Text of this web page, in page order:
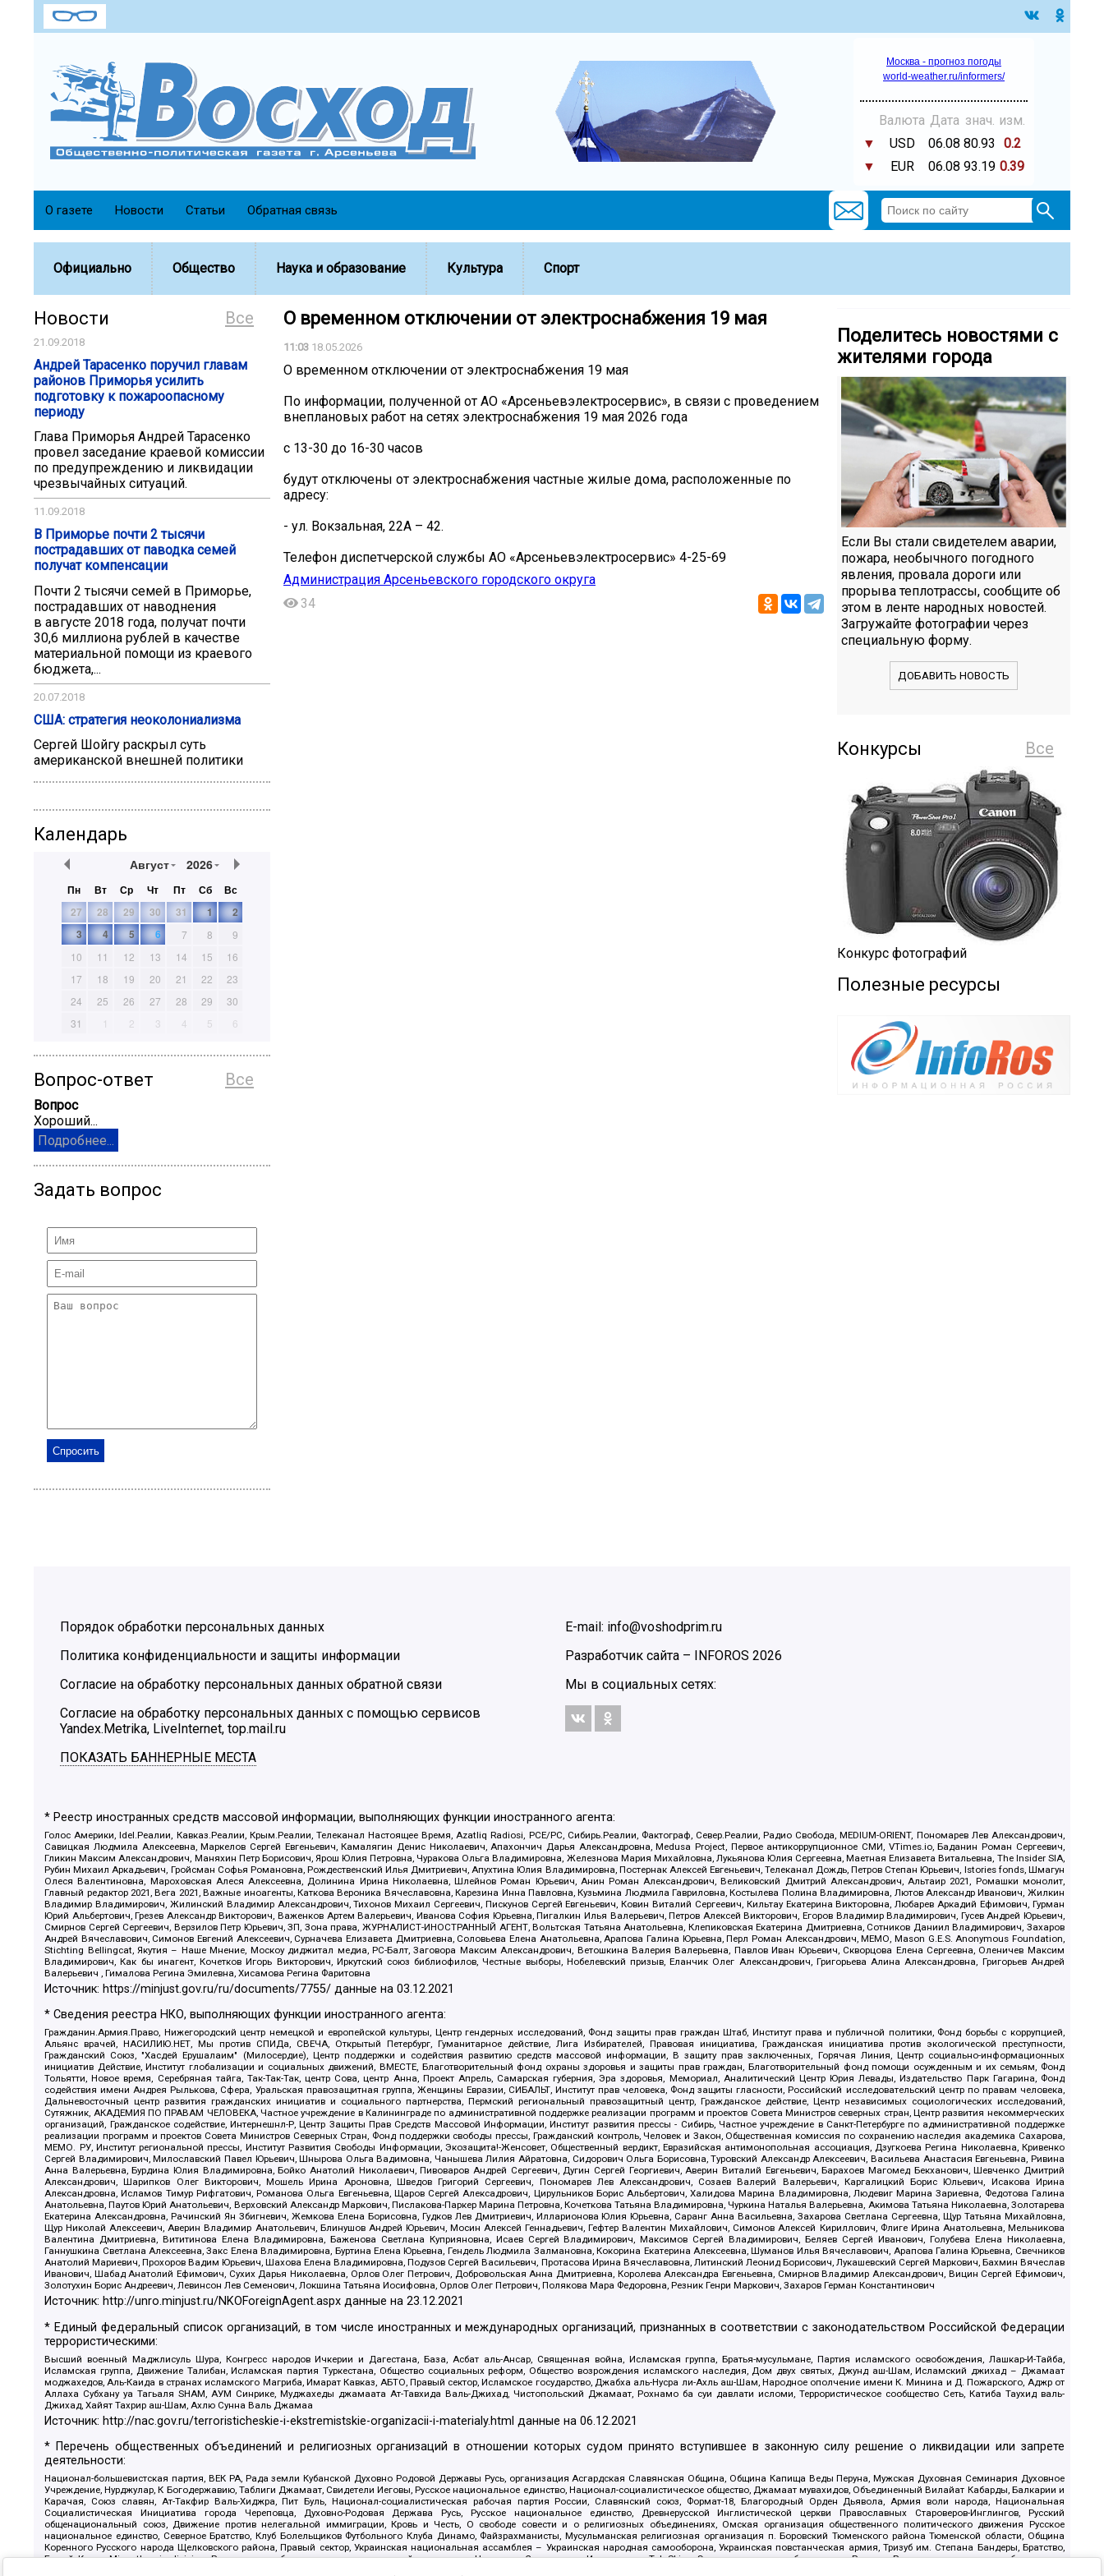
Москва - прогноз погоды
world-weather.ru/informers/
Валюта Дата знач. изм.
▼
USD 06.08 80.93
0.2
▼
EUR 06.08 93.19 0.39
О газете Новости Статьи Обратная связь
Официально Общество Наука и образование Культура Спорт
Все
Новости
21.09.2018
Андрей Тарасенко поручил главам
районов Приморья усилить
подготовку к пожароопасному
периоду
Глава Приморья Андрей Тарасенко
провел заседание краевой комиссии
по предупреждению и ликвидации
чрезвычайных ситуаций.
11.09.2018
В Приморье почти 2 тысячи
пострадавших от паводка семей
получат компенсации
Почти 2 тысячи семей в Приморье,
пострадавших от наводнения
в августе 2018 года, получат почти
30,6 миллиона рублей в качестве
материальной помощи из краевого
бюджета,...
20.07.2018
США: стратегия неоколониализма
Сергей Шойгу раскрыл суть
американской внешней политики
Календарь
Август 2026
Пн Вт Ср Чт Пт Сб
Вс
27
28 29 30 31 1
2
3
4 5 6 7 8
9
10
11 12 13 14 15
16
17
18 19 20 21 22
23
24
25 26 27 28 29
30
31
1 2 3 4 5 6
Все
Вопрос-ответ
Вопрос
Хороший...
Подробнее...
Задать вопрос
О временном отключении от электроснабжения 19 мая
11:03 18.05.2026
О временном отключении от электроснабжения 19 мая
По информации, полученной от АО «Арсеньевэлектросервис», в связи с проведением
внеплановых работ на сетях электроснабжения 19 мая 2026 года
с 13-30 до 16-30 часов
будут отключены от электроснабжения частные жилые дома, расположенные по
адресу:
- ул. Вокзальная, 22А – 42.
Телефон диспетчерской службы АО «Арсеньевэлектросервис» 4-25-69
Администрация Арсеньевского городского округа
34
Поделитесь новостями с
жителями города
Если Вы стали свидетелем аварии,
пожара, необычного погодного
явления, провала дороги или
прорыва теплотрассы, сообщите об
этом в ленте народных новостей.
Загружайте фотографии через
специальную форму.
ДОБАВИТЬ НОВОСТЬ
Все
Конкурсы
Конкурс фотографий
Полезные ресурсы
Порядок обработки персональных данных
Политика конфиденциальности и защиты информации
Согласие на обработку персональных данных обратной связи
Согласие на обработку персональных данных с помощью сервисов
Yandex.Metrika, LiveInternet, top.mail.ru
ПОКАЗАТЬ БАННЕРНЫЕ МЕСТА
E-mail: info@voshodprim.ru
Разработчик сайта –
INFOROS 2026
Мы в социальных сетях:
* Реестр иностранных средств массовой информации, выполняющих функции иностранного агента:
Голос Америки, Idel.Реалии, Кавказ.Реалии, Крым.Реалии, Телеканал Настоящее Время, Azatliq Radiosi, PCE/PC, Сибирь.Реалии, Фактограф, Север.Реалии, Радио Свобода, MEDIUM-ORIENT, Пономарев Лев Александрович,
Савицкая Людмила Алексеевна, Маркелов Сергей Евгеньевич, Камалягин Денис Николаевич, Апахончич Дарья Александровна, Medusa Project, Первое антикоррупционное СМИ, VTimes.io, Баданин Роман Сергеевич,
Гликин Максим Александрович, Маняхин Петр Борисович, Ярош Юлия Петровна, Чуракова Ольга Владимировна, Железнова Мария Михайловна, Лукьянова Юлия Сергеевна, Маетная Елизавета Витальевна, The Insider SIA,
Рубин Михаил Аркадьевич, Гройсман Софья Романовна, Рождественский Илья Дмитриевич, Апухтина Юлия Владимировна, Постернак Алексей Евгеньевич, Телеканал Дождь, Петров Степан Юрьевич, Istories fonds, Шмагун
Олеся Валентиновна, Мароховская Алеся Алексеевна, Долинина Ирина Николаевна, Шлейнов Роман Юрьевич, Анин Роман Александрович, Великовский Дмитрий Александрович, Альтаир 2021, Ромашки монолит,
Главный редактор 2021, Вега 2021, Важные иноагенты, Каткова Вероника Вячеславовна, Карезина Инна Павловна, Кузьмина Людмила Гавриловна, Костылева Полина Владимировна, Лютов Александр Иванович, Жилкин
Владимир Владимирович, Жилинский Владимир Александрович, Тихонов Михаил Сергеевич, Пискунов Сергей Евгеньевич, Ковин Виталий Сергеевич, Кильтау Екатерина Викторовна, Любарев Аркадий Ефимович, Гурман
Юрий Альбертович, Грезев Александр Викторович, Важенков Артем Валерьевич, Иванова София Юрьевна, Пигалкин Илья Валерьевич, Петров Алексей Викторович, Егоров Владимир Владимирович, Гусев Андрей Юрьевич,
Смирнов Сергей Сергеевич, Верзилов Петр Юрьевич, ЗП, Зона права, ЖУРНАЛИСТ-ИНОСТРАННЫЙ АГЕНТ, Вольтская Татьяна Анатольевна, Клепиковская Екатерина Дмитриевна, Сотников Даниил Владимирович, Захаров
Андрей Вячеславович, Симонов Евгений Алексеевич, Сурначева Елизавета Дмитриевна, Соловьева Елена Анатольевна, Арапова Галина Юрьевна, Перл Роман Александрович, МЕМО, Mason G.E.S. Anonymous Foundation,
Stichting Bellingcat, Якутия – Наше Мнение, Москоу диджитал медиа, РС-Балт, Заговора Максим Александрович, Ветошкина Валерия Валерьевна, Павлов Иван Юрьевич, Скворцова Елена Сергеевна, Оленичев Максим
Владимирович, Как бы инагент, Кочетков Игорь Викторович, Иркутский союз библиофилов, Честные выборы, Нобелевский призыв, Еланчик Олег Александрович, Григорьева Алина Александровна, Григорьев Андрей
Валерьевич , Гималова Регина Эмилевна, Хисамова Регина Фаритовна
Источник: https://minjust.gov.ru/ru/documents/7755/ данные на03.12.2021
* Сведения реестра НКО, выполняющих функции иностранного агента:
Гражданин.Армия.Право, Нижегородский центр немецкой и европейской культуры, Центр гендерных исследований, Фонд защиты прав граждан Штаб, Институт права и публичной политики, Фонд борьбы с коррупцией,
Альянс врачей, НАСИЛИЮ.НЕТ, Мы против СПИДа, СВЕЧА, Открытый Петербург, Гуманитарное действие, Лига Избирателей, Правовая инициатива, Гражданская инициатива против экологической преступности,
Гражданский Союз, "Хасдей Ерушалаим" (Милосердие), Центр поддержки и содействия развитию средств массовой информации, В защиту прав заключенных, Горячая Линия, Центр социально-информационных
инициатив Действие, Институт глобализации и социальных движений, ВМЕСТЕ, Благотворительный фонд охраны здоровья и защиты прав граждан, Благотворительный фонд помощи осужденным и их семьям, Фонд
Тольятти, Новое время, Серебряная тайга, Так-Так-Так, центр Сова, центр Анна, Проект Апрель, Самарская губерния, Эра здоровья, Мемориал, Аналитический Центр Юрия Левады, Издательство Парк Гагарина, Фонд
содействия имени Андрея Рылькова, Сфера, Уральская правозащитная группа, Женщины Евразии, СИБАЛЬТ, Институт прав человека, Фонд защиты гласности, Российский исследовательский центр по правам человека,
Дальневосточный центр развития гражданских инициатив и социального партнерства, Пермский региональный правозащитный центр, Гражданское действие, Центр независимых социологических исследований,
Сутяжник, АКАДЕМИЯ ПО ПРАВАМ ЧЕЛОВЕКА, Частное учреждение в Калининграде по административной поддержке реализации программ и проектов Совета Министров северных стран, Центр развития некоммерческих
организаций, Гражданское содействие, Интернешнл-Р, Центр Защиты Прав Средств Массовой Информации, Институт развития прессы - Сибирь, Частное учреждение в Санкт-Петербурге по административной поддержке
реализации программ и проектов Совета Министров Северных Стран, Фонд поддержки свободы прессы, Гражданский контроль, Человек и Закон, Общественная комиссия по сохранению наследия академика Сахарова,
МЕМО. РУ, Институт региональной прессы, Институт Развития Свободы Информации, Экозащита!-Женсовет, Общественный вердикт, Евразийская антимонопольная ассоциация, Дзугкоева Регина Николаевна, Кривенко
Сергей Владимирович, Милославский Павел Юрьевич, Шнырова Ольга Вадимовна, Чанышева Лилия Айратовна, Сидорович Ольга Борисовна, Туровский Александр Алексеевич, Васильева Анастасия Евгеньевна, Ривина
Анна Валерьевна, Бурдина Юлия Владимировна, Бойко Анатолий Николаевич, Пивоваров Андрей Сергеевич, Дугин Сергей Георгиевич, Аверин Виталий Евгеньевич, Барахоев Магомед Бекханович, Шевченко Дмитрий
Александрович, Шарипков Олег Викторович, Мошель Ирина Ароновна, Шведов Григорий Сергеевич, Пономарев Лев Александрович, Созаев Валерий Валерьевич, Каргалицкий Борис Юльевич, Исакова Ирина
Александровна, Исламов Тимур Рифгатович, Романова Ольга Евгеньевна, Щаров Сергей Алексадрович, Цирульников Борис Альбертович, Халидова Марина Владимировна, Людевиг Марина Зариевна, Федотова Галина
Анатольевна, Паутов Юрий Анатольевич, Верховский Александр Маркович, Пислакова-Паркер Марина Петровна, Кочеткова Татьяна Владимировна, Чуркина Наталья Валерьевна, Акимова Татьяна Николаевна, Золотарева
Екатерина Александровна, Рачинский Ян Збигневич, Жемкова Елена Борисовна, Гудков Лев Дмитриевич, Илларионова Юлия Юрьевна, Саранг Анна Васильевна, Захарова Светлана Сергеевна, Щур Татьяна Михайловна,
Щур Николай Алексеевич, Аверин Владимир Анатольевич, Блинушов Андрей Юрьевич, Мосин Алексей Геннадьевич, Гефтер Валентин Михайлович, Симонов Алексей Кириллович, Флиге Ирина Анатольевна, Мельникова
Валентина Дмитриевна, Вититинова Елена Владимировна, Баженова Светлана Куприяновна, Исаев Сергей Владимирович, Максимов Сергей Владимирович, Беляев Сергей Иванович, Голубева Елена Николаевна,
Ганнушкина Светлана Алексеевна, Закс Елена Владимировна, Буртина Елена Юрьевна, Гендель Людмила Залмановна, Кокорина Екатерина Алексеевна, Шуманов Илья Вячеславович, Арапова Галина Юрьевна, Свечников
Анатолий Мариевич, Прохоров Вадим Юрьевич, Шахова Елена Владимировна, Подузов Сергей Васильевич, Протасова Ирина Вячеславовна, Литинский Леонид Борисович, Лукашевский Сергей Маркович, Бахмин Вячеслав
Иванович, Шабад Анатолий Ефимович, Сухих Дарья Николаевна, Орлов Олег Петрович, Добровольская Анна Дмитриевна, Королева Александра Евгеньевна, Смирнов Владимир Александрович, Вицин Сергей Ефимович,
Золотухин Борис Андреевич, Левинсон Лев Семенович, Локшина Татьяна Иосифовна, Орлов Олег Петрович, Полякова Мара Федоровна, Резник Генри Маркович, Захаров Герман Константинович
Источник:http://unro.minjust.ru/NKOForeignAgent.aspx данные на23.12.2021
* Единый федеральный список организаций, в том числе иностранных и международных организаций, признанных в соответствии с законодательством Российской Федерации
террористическими:
Высший военный Маджлисуль Шура, Конгресс народов Ичкерии и Дагестана, База, Асбат аль-Ансар, Священная война, Исламская группа, Братья-мусульмане, Партия исламского освобождения, Лашкар-И-Тайба,
Исламская группа, Движение Талибан, Исламская партия Туркестана, Общество социальных реформ, Общество возрождения исламского наследия, Дом двух святых, Джунд аш-Шам, Исламский джихад – Джамаат
моджахедов, Аль-Каида в странах исламского Магриба, Имарат Кавказ, АБТО, Правый сектор, Исламское государство, Джабха аль-Нусра ли-Ахль аш-Шам, Народное ополчение имени К. Минина и Д. Пожарского, Аджр от
Аллаха Субхану уа Тагьаля SHAM, АУМ Синрике, Муджахеды джамаата Ат-Тавхида Валь-Джихад, Чистопольский Джамаат, Рохнамо ба суи давлати исломи, Террористическое сообщество Сеть, Катиба Таухид валь-
Джихад, Хайят Тахрир аш-Шам, Ахлю Сунна Валь Джамаа
Источник: http://nac.gov.ru/terroristicheskie-i-ekstremistskie-organizacii-i-materialy.html данные на06.12.2021
* Перечень общественных объединений и религиозных организаций в отношении которых судом принято вступившее в законную силу решение о ликвидации или запрете
деятельности:
Национал-большевистская партия, ВЕК РА, Рада земли Кубанской Духовно Родовой Державы Русь, организация Асгардская Славянская Община, Община Капища Веды Перуна, Мужская Духовная Семинария Духовное
Учреждение, Нурджулар, К Богодержавию, Таблиги Джамаат, Свидетели Иеговы, Русское национальное единство, Национал-социалистическое общество, Джамаат мувахидов, Объединенный Вилайат Кабарды, Балкарии и
Карачая, Союз славян, Ат-Такфир Валь-Хиджра, Пит Буль, Национал-социалистическая рабочая партия России, Славянский союз, Формат-18, Благородный Орден Дьявола, Армия воли народа, Национальная
Социалистическая Инициатива города Череповца, Духовно-Родовая Держава Русь, Русское национальное единство, Древнерусской Инглистической церкви Православных Староверов-Инглингов, Русский
общенациональный союз, Движение против нелегальной иммиграции, Кровь и Честь, О свободе совести и о религиозных объединениях, Омская организация общественного политического движения Русское
национальное единство, Северное Братство, Клуб Болельщиков Футбольного Клуба Динамо, Файзрахманисты, Мусульманская религиозная организация п. Боровский Тюменского района Тюменской области, Община
Коренного Русского народа Щелковского района, Правый сектор, Украинская национальная ассамблея – Украинская народная самооборона, Украинская повстанческая армия, Тризуб им. Степана Бандеры, Братство,
Белый Крест, Misanthropic division, Религиозное объединение последователей инглиизма, Народная Социальная Инициатива, TulaSkins, Этнополитическое объединение Русские, Русское национальное объединение